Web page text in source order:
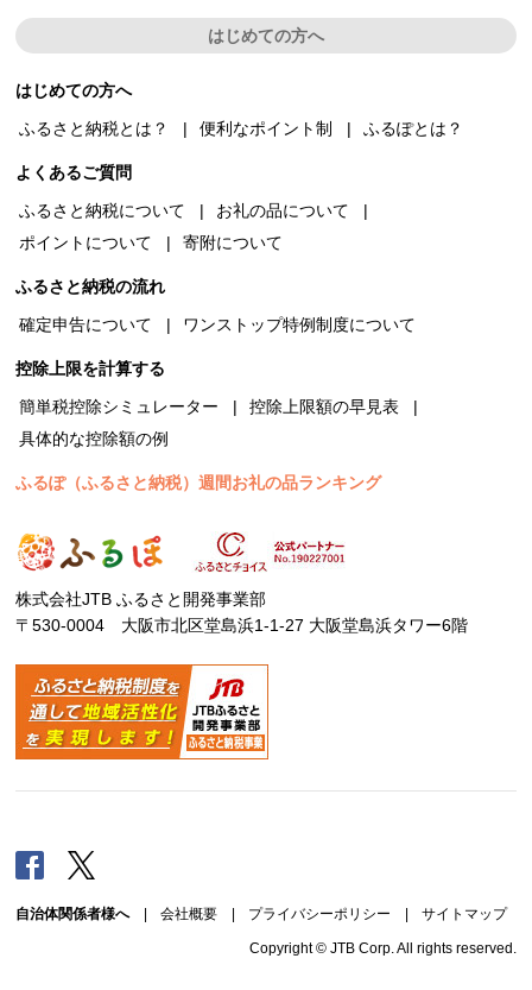
はじめての方へ
はじめての方へ
ふるさと納税とは？
便利なポイント制 ふるぽとは？
よくあるご質問
ふるさと納税について
お礼の品について
ポイントについて
寄附について
ふるさと納税の流れ
確定申告について
ワンストップ特例制度について
控除上限を計算する
簡単税控除シミュレーター
控除上限額の早見表
具体的な控除額の例
ふるぽ（ふるさと納税）週間お礼の品ランキング
株式会社JTB ふるさと開発事業部
〒530-0004 大阪市北区堂島浜1-1-27 大阪堂島浜タワー6階
Facebook
自治体関係者様へ| 会社概要 プライバシーポリシー サイトマップ
Copyright © JTB Corp. All rights reserved.